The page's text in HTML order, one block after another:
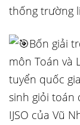
thống trường
Bốn giải
môn Toán và
tuyển quốc
sinh giỏi toán
IJSO của Vũ